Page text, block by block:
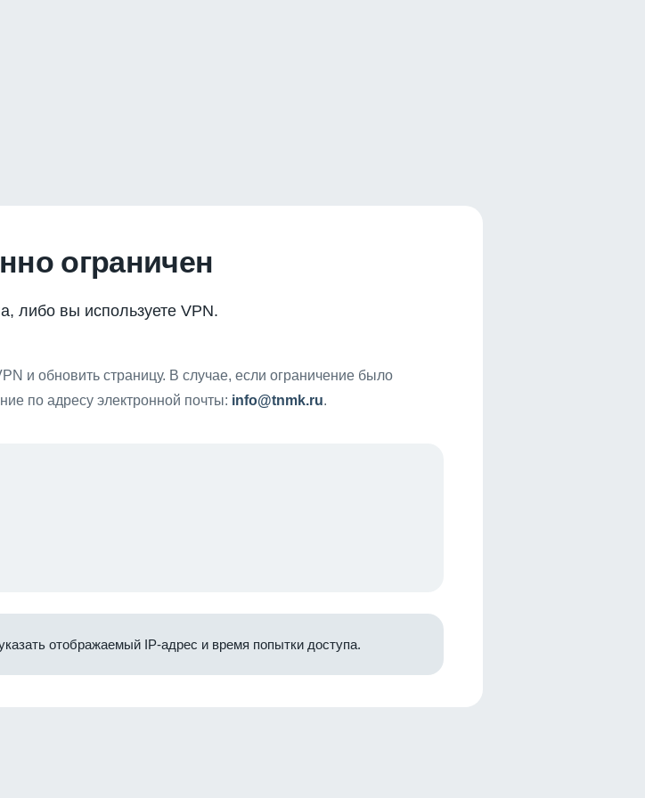
ограничен
либо вы используете VPN.
и обновить страницу. В случае, если ограничение было
по адресу электронной почты: info@tnmk.ru.
отображаемый IP-адрес и время попытки доступа.